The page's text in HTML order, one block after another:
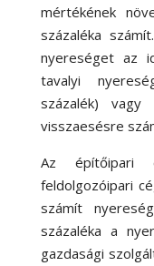
mértékének
százaléka
nyereséget az
tavalyi
százalék) vagy
visszaesésre
Az építőipari
feldolgozóipari
számít
százaléka a
gazdasági